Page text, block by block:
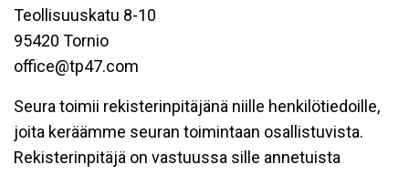
Teollisuuskatu 8-10
95420 Tornio
office@tp47.com
Seura toimii rekisterinpitäjänä niille henkilötiedoille,
joita keräämme seuran toimintaan osallistuvista.
Rekisterinpitäjä on vastuussa sille annetuista